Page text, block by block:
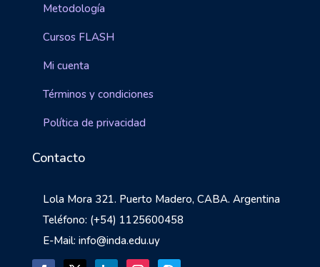
Metodología
Cursos FLASH
Mi cuenta
Términos y condiciones
Política de privacidad
Contacto
Lola Mora 321. Puerto Madero, CABA. Argentina
Teléfono: (+54) 1125600458
E-Mail: info@inda.edu.uy